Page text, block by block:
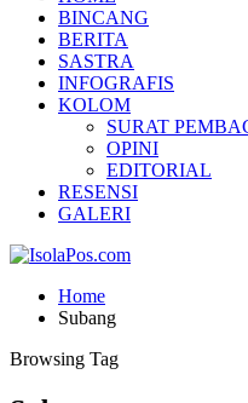
BINCANG
BERITA
SASTRA
INFOGRAFIS
KOLOM
SURAT
OPINI
EDITORIAL
RESENSI
GALERI
Home
Subang
Browsing Tag